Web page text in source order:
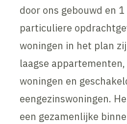
door ons gebouwd en
particuliere
woningen in het plan
laagse
woningen en
eengezinswoningen.
een gezamenlijke